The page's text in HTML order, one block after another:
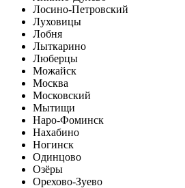
Лосино-Петровский
Луховицы
Лобня
Лыткарино
Люберцы
Можайск
Москва
Московский
Мытищи
Наро-Фоминск
Нахабино
Ногинск
Одинцово
Озёры
Орехово-Зуево